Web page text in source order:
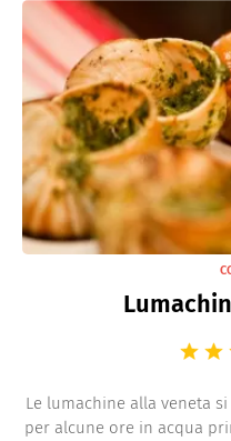
Le lumachine alla veneta
per alcune ore in acqua